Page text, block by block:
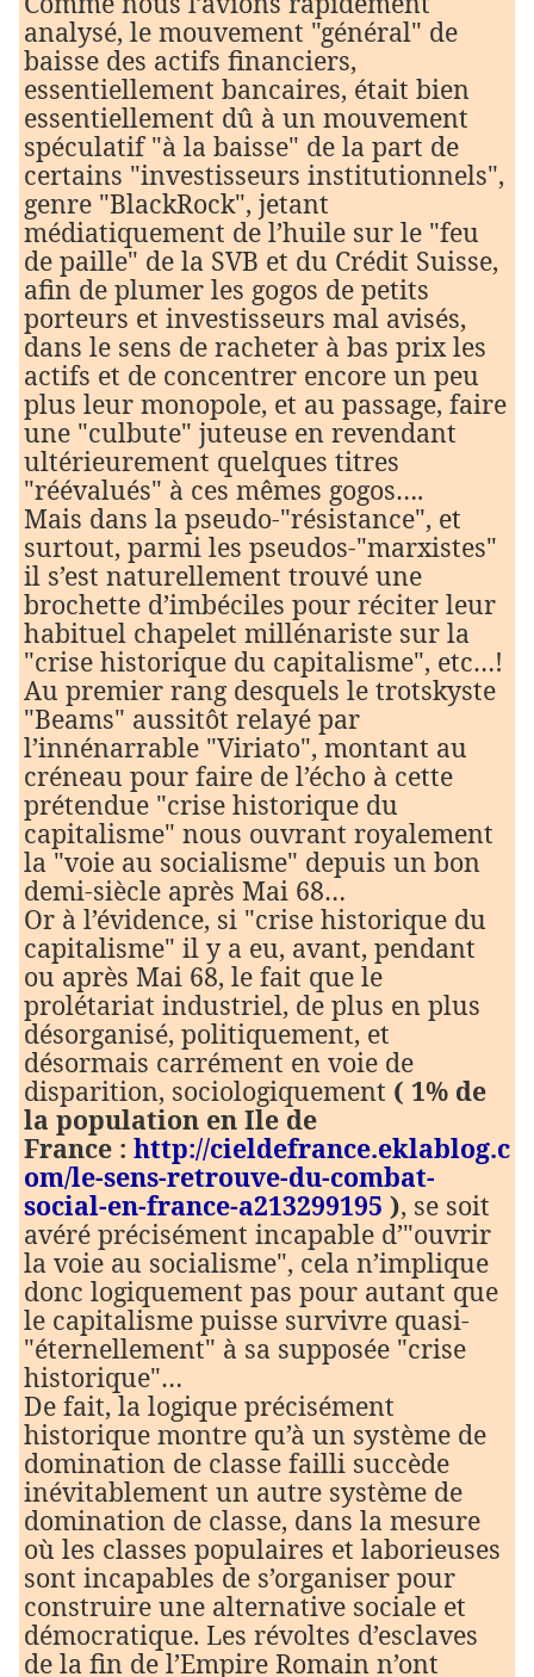
analysé, le mouvement "général" de
baisse des actifs financiers,
essentiellement bancaires, était bien
essentiellement dû à un mouvement
spéculatif "à la baisse" de la part de
certains "investisseurs institutionnels",
genre "BlackRock", jetant
médiatiquement de l’huile sur le "feu
de paille" de la SVB et du Crédit Suisse,
afin de plumer les gogos de petits
porteurs et investisseurs mal avisés,
dans le sens de racheter à bas prix les
actifs et de concentrer encore un peu
plus leur monopole, et au passage, faire
une "culbute" juteuse en revendant
ultérieurement quelques titres
"réévalués" à ces mêmes gogos….
Mais dans la pseudo-"résistance", et
surtout, parmi les pseudos-"marxistes"
il s’est naturellement trouvé une
brochette d’imbéciles pour réciter leur
habituel chapelet millénariste sur la
"crise historique du capitalisme", etc…!
Au premier rang desquels le trotskyste
"Beams" aussitôt relayé par
l’innénarrable "Viriato", montant au
créneau pour faire de l’écho à cette
prétendue "crise historique du
capitalisme" nous ouvrant royalement
la "voie au socialisme" depuis un bon
demi-siècle après Mai 68…
Or à l’évidence, si "crise historique du
capitalisme" il y a eu, avant, pendant
ou après Mai 68, le fait que le
prolétariat industriel, de plus en plus
désorganisé, politiquement, et
désormais carrément en voie de
disparition, sociologiquement ( 1% de
la population en Ile de
France : http://cieldefrance.eklablog.c
om/le-sens-retrouve-du-combat-
social-en-france-a213299195 ), se soit
avéré précisément incapable d’"ouvrir
la voie au socialisme", cela n’implique
donc logiquement pas pour autant que
le capitalisme puisse survivre quasi-
"éternellement" à sa supposée "crise
historique"…
De fait, la logique précisément
historique montre qu’à un système de
domination de classe failli succède
inévitablement un autre système de
domination de classe, dans la mesure
où les classes populaires et laborieuses
sont incapables de s’organiser pour
construire une alternative sociale et
démocratique. Les révoltes d’esclaves
de la fin de l’Empire Romain n’ont